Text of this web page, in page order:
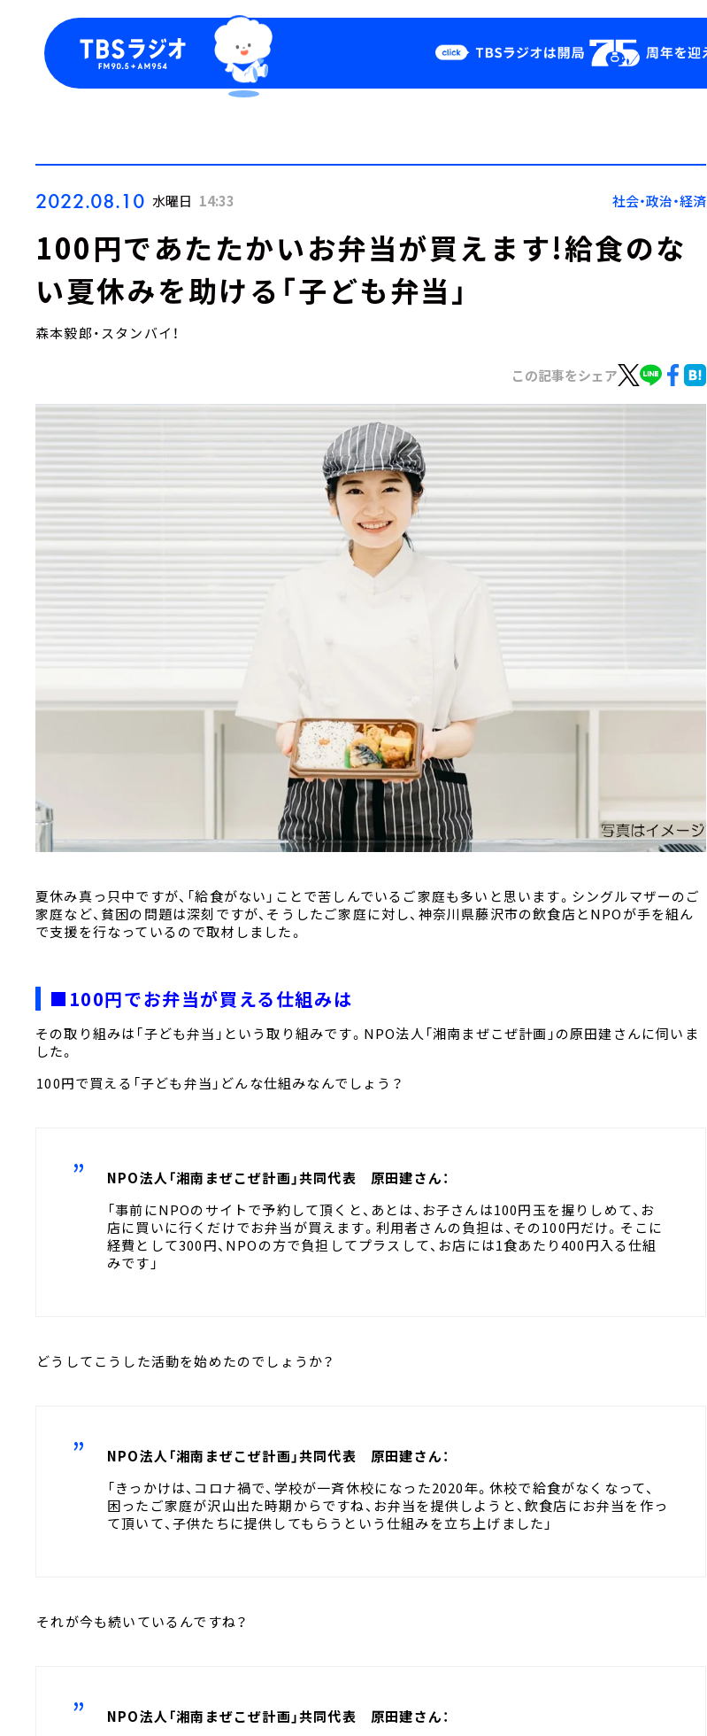
Podcast
YouTube
会社情報
2022.08.10 水曜日 14:33 社会・政治・経済
100円であたたかいお弁当が買えます!給食のな
い夏休みを助ける「子ども弁当」
森本毅郎・スタンバイ！
この記事をシェア
夏休み真っ只中ですが、「給食がない」ことで苦しんでいるご家庭も多いと思います。シングルマザーのご
家庭など、貧困の問題は深刻ですが、そうしたご家庭に対し、神奈川県藤沢市の飲食店とNPOが手を組ん
で支援を行なっているので取材しました。
■100円でお弁当が買える仕組みは
その取り組みは「子ども弁当」という取り組みです。NPO法人「湘南まぜこぜ計画」の原田建さんに伺いま
した。
――100円で買える「子ども弁当」どんな仕組みなんでしょう？
NPO法人「湘南まぜこぜ計画」共同代表 原田建さん：
「事前にNPOのサイトで予約して頂くと、あとは、お子さんは100円玉を握りしめて、お
店に買いに行くだけでお弁当が買えます。利用者さんの負担は、その100円だけ。そこに
経費として300円、NPOの方で負担してプラスして、お店には1食あたり400円入る仕組
みです」
――どうしてこうした活動を始めたのでしょうか？
NPO法人「湘南まぜこぜ計画」共同代表 原田建さん：
「きっかけは、コロナ禍で、学校が一斉休校になった2020年。休校で給食がなくなって、
困ったご家庭が沢山出た時期からですね、お弁当を提供しようと、飲食店にお弁当を作っ
て頂いて、子供たちに提供してもらうという仕組みを立ち上げました」
――それが今も続いているんですね？
NPO法人「湘南まぜこぜ計画」共同代表 原田建さん：